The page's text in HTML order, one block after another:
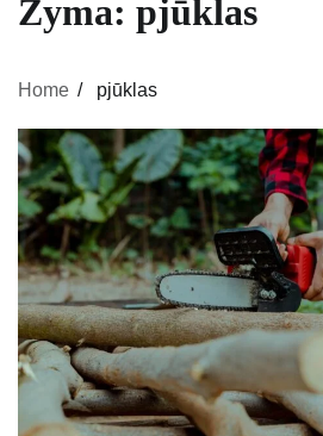
Žyma: pjūklas
Home pjūklas